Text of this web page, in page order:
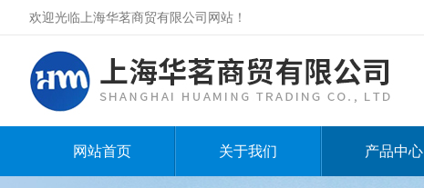
欢迎光临上海华茗商贸有限公司网站！
网站首页 关于我们 产品中心